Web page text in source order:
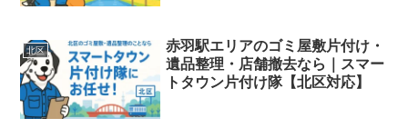
北区
赤羽駅エリアのゴミ屋敷片付け・
遺品整理・店舗撤去なら｜スマー
トタウン片付け隊【北区対応】